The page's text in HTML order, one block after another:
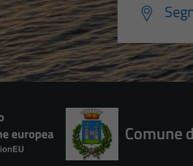
Comune